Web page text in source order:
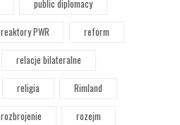
public diplomacy
reaktory PWR
reform
relacje bilateralne
religia
Rimland
rozbrojenie
rozejm